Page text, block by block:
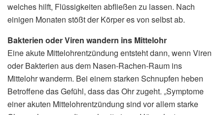
welches hilft, Flüssigkeiten abfließen zu lassen. Nach
einigen Monaten stößt der Körper es von selbst ab.
Bakterien oder Viren wandern ins Mittelohr
Eine akute Mittelohrentzündung entsteht dann, wenn Viren
oder Bakterien aus dem Nasen-Rachen-Raum ins
Mittelohr wanderm. Bei einem starken Schnupfen heben
Betroffene das Gefühl, dass das Ohr zugeht. „Symptome
einer akuten Mittelohrentzündung sind vor allem starke